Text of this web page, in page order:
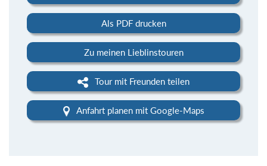
Als PDF drucken
Zu meinen Lieblinstouren
Tour mit Freunden teilen
Anfahrt planen mit Google-Maps